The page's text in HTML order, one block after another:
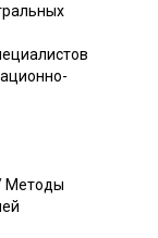
Методы